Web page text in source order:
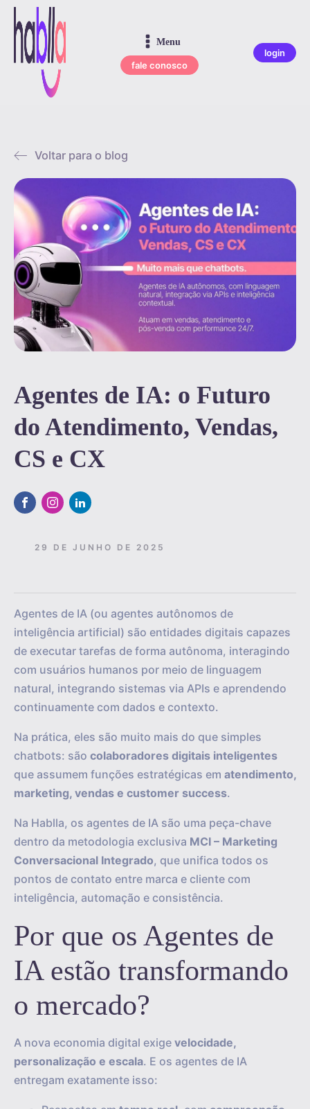
Menu
fale conosco
login
Voltar para o blog
Agentes de IA: o Futuro
do Atendimento, Vendas,
CS e CX
29 DE JUNHO DE 2025
Agentes de IA (ou agentes autônomos de
inteligência artificial) são entidades digitais capazes
de executar tarefas de forma autônoma, interagindo
com usuários humanos por meio de linguagem
natural, integrando sistemas via APIs e aprendendo
continuamente com dados e contexto.
Na prática, eles são muito mais do que simples
chatbots: são colaboradores digitais inteligentes
que assumem funções estratégicas em atendimento,
marketing, vendas e customer success.
Na Hablla, os agentes de IA são uma peça-chave
dentro da metodologia exclusiva MCI – Marketing
Conversacional Integrado, que unifica todos os
pontos de contato entre marca e cliente com
inteligência, automação e consistência.
Por que os Agentes de
IA estão transformando
o mercado?
A nova economia digital exige velocidade,
personalização e escala. E os agentes de IA
entregam exatamente isso: